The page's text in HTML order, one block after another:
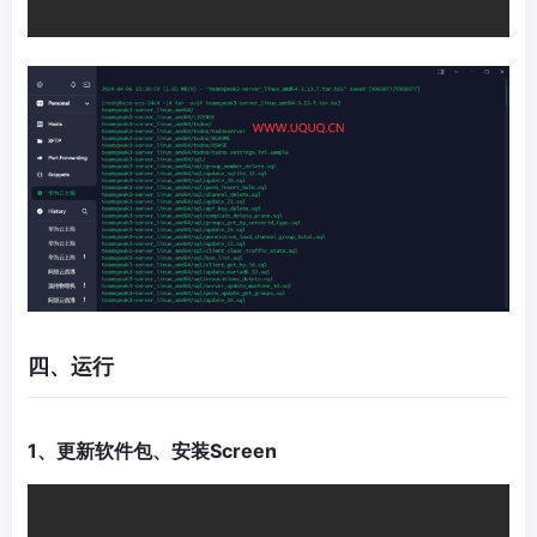
四、运行
1、更新软件包、安装Screen